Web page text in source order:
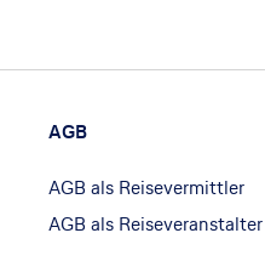
Footer navigation
AGB
AGB als Reisevermittler
AGB als Reiseveranstalter